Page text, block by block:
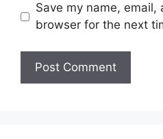
Save my name,
browser for the next